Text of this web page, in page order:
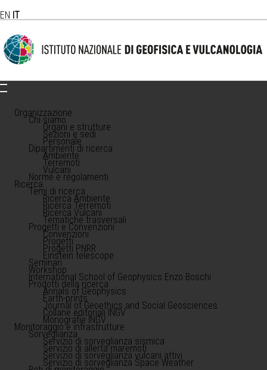
EN IT
Organizzazione
Chi siamo
Organi e strutture
Sezioni e sedi
Personale
Dipartimenti di ricerca
Ambiente
Terremoti
Vulcani
Norme e regolamenti
Ricerca
Temi di ricerca
Ricerca Ambiente
Ricerca Terremoti
Ricerca Vulcani
Tematiche trasversali
Progetti e Convenzioni
Convenzioni
Progetti
Progetti PNRR
Einstein telescope
Seminari
Workshop
International School of Geophysics Enzo Boschi
Prodotti della ricerca
Annals of Geophysics
Earth-prints
Journal of Geoethics and Social Geosciences
Collane editoriali INGV
Monografie INGV
Monitoraggio e infrastrutture
Sorveglianza
Servizio di sorveglianza sismica
Servizio di allerta maremoti
Servizio di sorveglianza vulcani attivi
Servizio di sorveglianza Space Weather